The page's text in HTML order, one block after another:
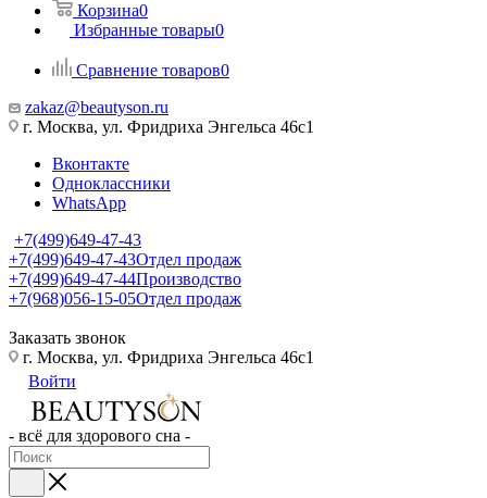
Корзина0
Избранные товары0
Сравнение товаров0
zakaz@beautyson.ru
г. Москва, ул. Фридриха Энгельса 46с1
Вконтакте
Одноклассники
WhatsApp
+7(499)649-47-43
+7(499)649-47-43Отдел продаж
+7(499)649-47-44Производство
+7(968)056-15-05Отдел продаж
Заказать звонок
г. Москва, ул. Фридриха Энгельса 46с1
Войти
- всё для здорового сна -